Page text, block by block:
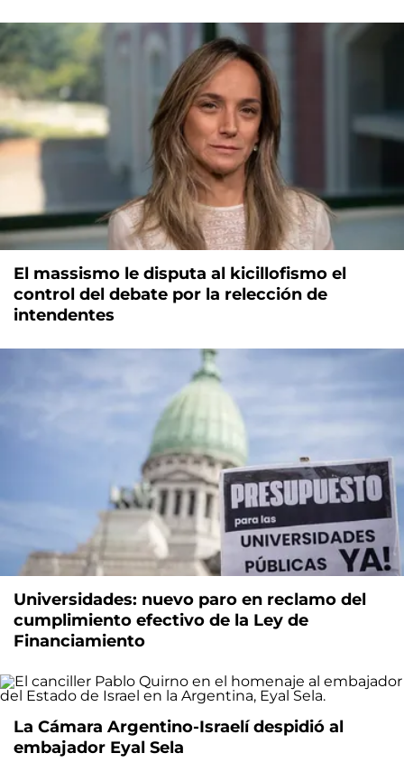
El massismo le disputa al kicillofismo el
control del debate por la relección de
intendentes
Universidades: nuevo paro en reclamo del
cumplimiento efectivo de la Ley de
Financiamiento
La Cámara Argentino-Israelí despidió al
embajador Eyal Sela